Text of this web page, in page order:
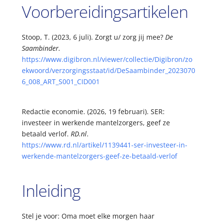
Voorbereidingsartikelen
Stoop, T. (2023, 6 juli). Zorgt u/ zorg jij mee? De
Saambinder.
https://www.digibron.nl/viewer/collectie/Digibron/zo
ekwoord/verzorgingsstaat/id/DeSaambinder_2023070
6_008_ART_S001_CID001
Redactie economie. (2026, 19 februari). SER:
investeer in werkende mantelzorgers, geef ze
betaald verlof. RD.nl.
https://www.rd.nl/artikel/1139441-ser-investeer-in-
werkende-mantelzorgers-geef-ze-betaald-verlof
Inleiding
Stel je voor: Oma moet elke morgen haar